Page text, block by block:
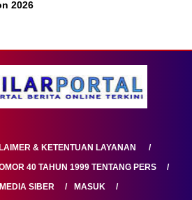
2026
& KETENTUAN LAYANAN
40 TAHUN 1999 TENTANG PERS
SIBER
MASUK